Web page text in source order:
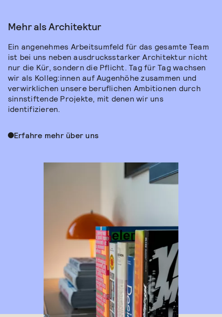
Mehr als Architektur
Ein angenehmes Arbeitsumfeld für das gesamte Team
ist bei uns neben ausdrucksstarker Architektur nicht
nur die Kür, sondern die Pflicht. Tag für Tag wachsen
wir als Kolleg:innen auf Augenhöhe zusammen und
verwirklichen unsere beruflichen Ambitionen durch
sinnstiftende Projekte, mit denen wir uns
identifizieren.
Erfahre mehr über uns